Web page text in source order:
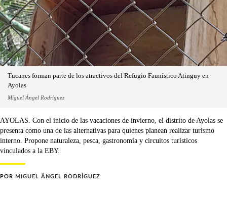
Tucanes forman parte de los atractivos del Refugio Faunístico Atinguy en
Ayolas
Miguel Ángel Rodríguez
AYOLAS. Con el inicio de las vacaciones de invierno, el distrito de Ayolas se
presenta como una de las alternativas para quienes planean realizar turismo
interno. Propone naturaleza, pesca, gastronomía y circuitos turísticos
vinculados a la EBY.
POR MIGUEL ÁNGEL RODRÍGUEZ